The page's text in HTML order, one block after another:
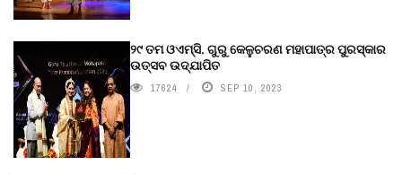
୨୯ ତମ ଓଏମ୍‌ସି. ଗୁରୁ କେଳୁଚରଣ ମହାପାତ୍ର ପୁରସ୍କାର
ଉତ୍ସବ ଉଦ୍‍ଯାପିତ
17624 SEP 10, 2023